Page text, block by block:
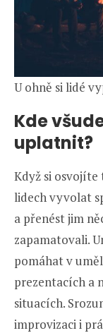
U ohně si lidé
Kde
uplatnit?
Když si
lidech vyvolat
a přenést jim
zapamatovali.
pomáhat v
prezentacích a
situacích.
improvizaci i